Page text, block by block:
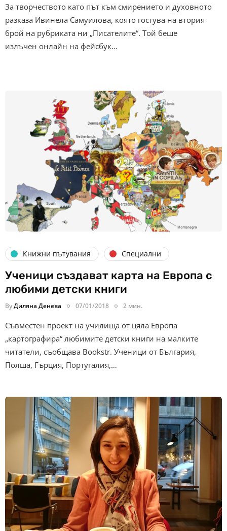
За творчеството като път към смирението и духовното
разказа Ивинела Самуилова, която гостува на втория
брой на рубриката ни „Писателите“. Той беше
излъчен онлайн на фейсбук…
Книжни пътувания Специални
Ученици създават карта на Европа с
любими детски книги
ByДиляна Денева 07/01/2018 2 мин.
Съвместен проект на училища от цяла Европа
„картографира“ любимите детски книги на малките
читатели, съобщава Bookstr. Ученици от България,
Полша, Гърция, Португалия,…